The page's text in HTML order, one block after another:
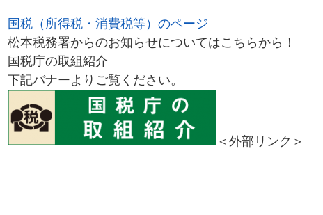
国税（所得税・消費税等）のページ
松本税務署からのお知らせについてはこちらから！
国税庁の取組紹介
下記バナーよりご覧ください。
＜外部リンク＞